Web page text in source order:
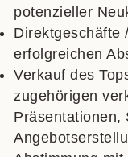
potenzieller
Direktgeschäfte
erfolgreichen
Verkauf des
zugehörigen
Präsentationen,